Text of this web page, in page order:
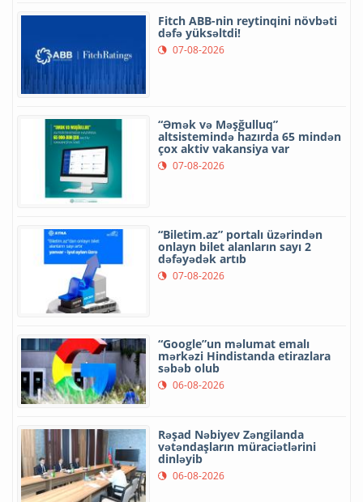
Fitch ABB-nin reytinqini növbəti
dəfə yüksəltdi!
07-08-2026
“Əmək və Məşğulluq”
altsistemində hazırda 65 mindən
çox aktiv vakansiya var
07-08-2026
“Biletim.az” portalı üzərindən
onlayn bilet alanların sayı 2
dəfəyədək artıb
07-08-2026
“Google”un məlumat emalı
mərkəzi Hindistanda etirazlara
səbəb olub
06-08-2026
Rəşad Nəbiyev Zəngilanda
vətəndaşların müraciətlərini
dinləyib
06-08-2026